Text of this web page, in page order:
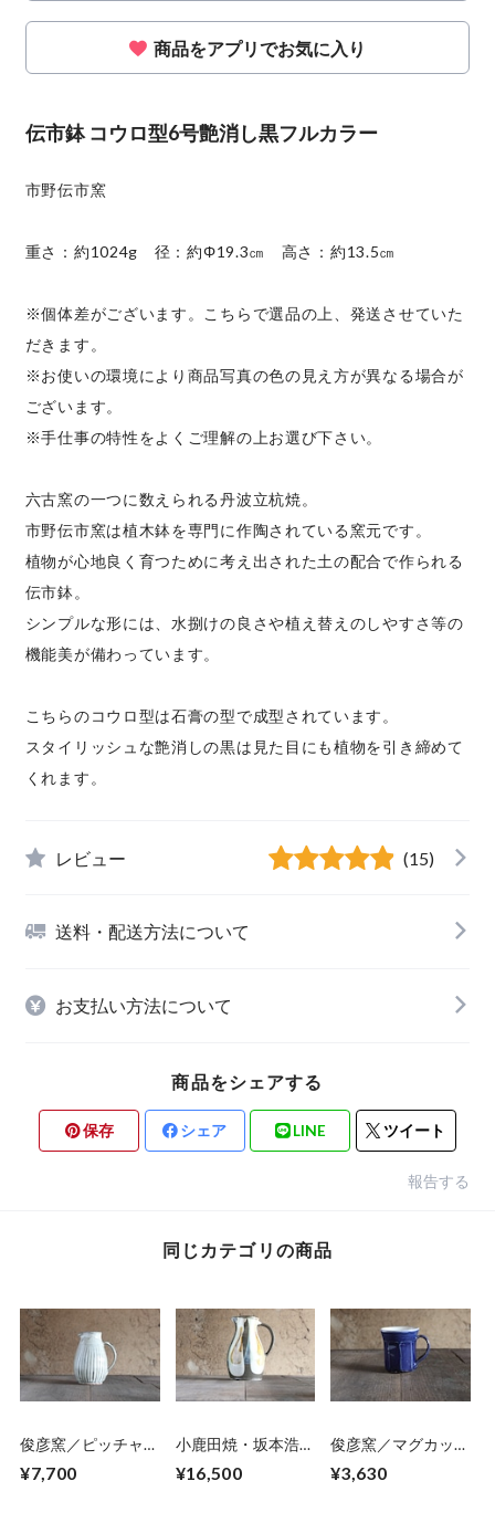
商品をアプリでお気に入り
伝市鉢 コウロ型6号艶消し黒フルカラー
市野伝市窯
重さ：約1024g 径：約Φ19.3㎝ 高さ：約13.5㎝
※個体差がございます。こちらで選品の上、発送させていた
だきます。
※お使いの環境により商品写真の色の見え方が異なる場合が
ございます。
※手仕事の特性をよくご理解の上お選び下さい。
六古窯の一つに数えられる丹波立杭焼。
市野伝市窯は植木鉢を専門に作陶されている窯元です。
植物が心地良く育つために考え出された土の配合で作られる
伝市鉢。
シンプルな形には、水捌けの良さや植え替えのしやすさ等の
機能美が備わっています。
こちらのコウロ型は石膏の型で成型されています。
スタイリッシュな艶消しの黒は見た目にも植物を引き締めて
くれます。
レビュー (15)
送料・配送方法について
お支払い方法について
商品をシェアする
保存 シェア LINE ツイート
報告する
同じカテゴリの商品
俊彦窯／ピッチャー
¥7,700
小鹿田焼・坂本浩二
ー 01
¥16,500
俊彦窯／マグカッ
¥3,630